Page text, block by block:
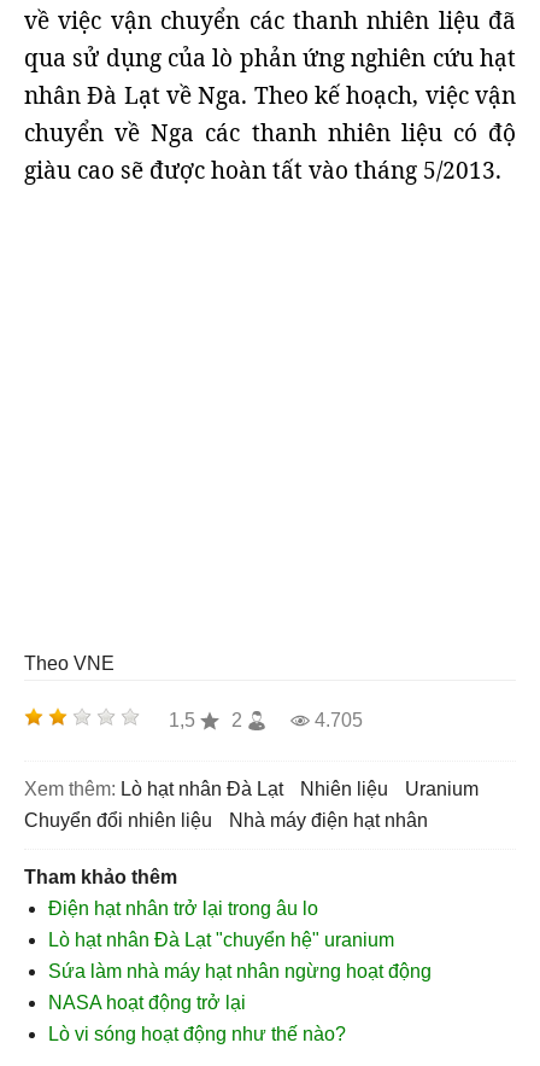
về việc vận chuyển các thanh nhiên liệu đã
qua sử dụng của lò phản ứng nghiên cứu hạt
nhân Đà Lạt về Nga. Theo kế hoạch, việc vận
chuyển về Nga các thanh nhiên liệu có độ
giàu cao sẽ được hoàn tất vào tháng 5/2013.
Theo VNE
1,5 2 4.705
Xem thêm: Lò hạt nhân Đà Lạt nhiên liệu
uranium
chuyển đổi nhiên liệu
nhà máy điện hạt nhân
Tham khảo thêm
Điện hạt nhân trở lại trong âu lo
Lò hạt nhân Đà Lạt "chuyển hệ" uranium
Sứa làm nhà máy hạt nhân ngừng hoạt động
NASA hoạt động trở lại
Lò vi sóng hoạt động như thế nào?